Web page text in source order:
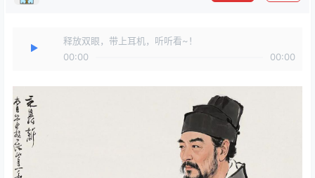
释放双眼，带上耳机，听听看~！
00:00
00:00